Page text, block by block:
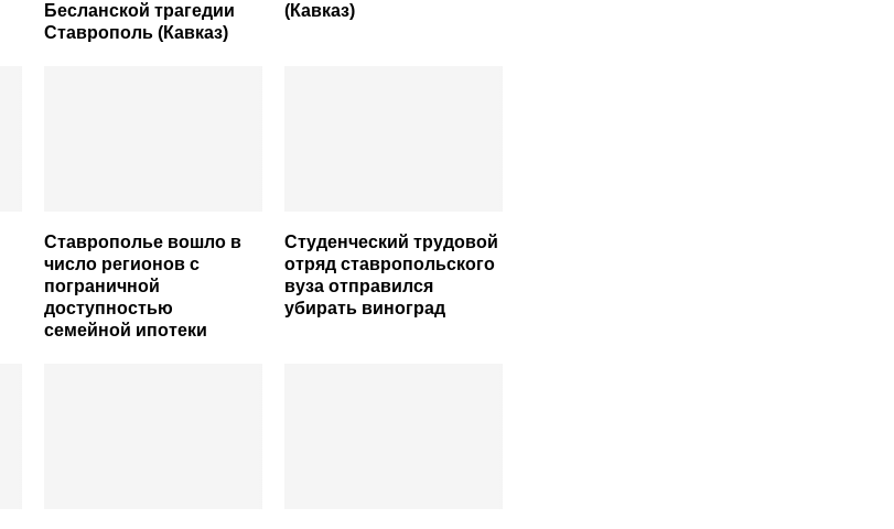
Бесланской трагедии
Ставрополь (Кавказ)
(Кавказ)
Ставрополье вошло в
число регионов с
пограничной
доступностью
семейной ипотеки
Студенческий трудовой
отряд ставропольского
вуза отправился
убирать виноград